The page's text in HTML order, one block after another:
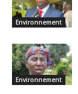
Environnement
Environnement